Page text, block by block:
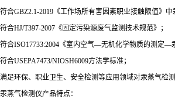
符合GBZ2.1-2019《工作场所有害因素职业接触限值》中
符合HJ/T397-2007《固定污染源废气监测技术规范》；
符合ISO17733:2004《室内空气—无机化学物质的测定—
符合USEPA7473/NIOSH6009方法学标准；
满足环保、职业卫生、安全检测等应用领域对汞蒸气检测
汞蒸气检测仪产品特点：